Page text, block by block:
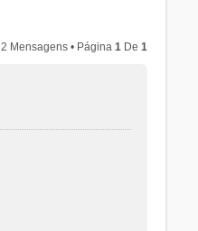
2 Mensagens • Página1 De1